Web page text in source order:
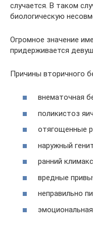
случается. В таком
биологическую
Огромное значение
придерживается
Причины вторичного
внематочная
поликистоз
отягощенные
наружный
ранний
вредные
неправильно